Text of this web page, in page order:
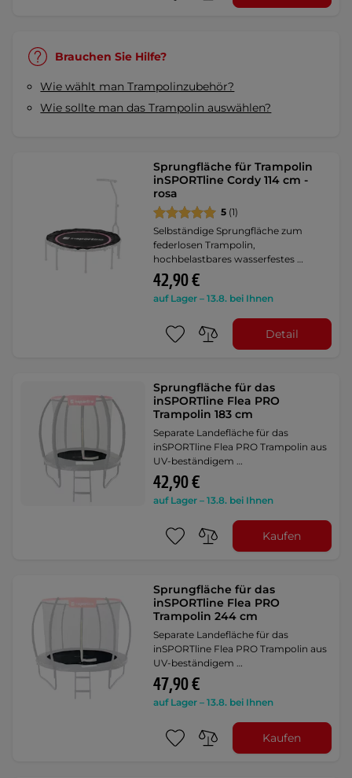
Brauchen Sie Hilfe?
Wie wählt man Trampolinzubehör?
Wie sollte man das Trampolin auswählen?
Sprungfläche für Trampolin
inSPORTline Cordy 114 cm -
rosa
5 (1)
Selbständige Sprungfläche zum
federlosen Trampolin,
hochbelastbares wasserfestes …
42,90 €
auf Lager – 13.8. bei Ihnen
Detail
Sprungfläche für das
inSPORTline Flea PRO
Trampolin 183 cm
Separate Landefläche für das
inSPORTline Flea PRO Trampolin aus
UV-beständigem …
42,90 €
auf Lager – 13.8. bei Ihnen
Kaufen
Sprungfläche für das
inSPORTline Flea PRO
Trampolin 244 cm
Separate Landefläche für das
inSPORTline Flea PRO Trampolin aus
UV-beständigem …
47,90 €
auf Lager – 13.8. bei Ihnen
Kaufen